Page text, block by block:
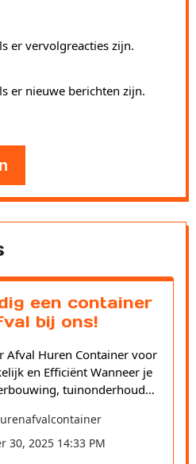
er vervolgreacties zijn.
er nieuwe berichten zijn.
een container
bij ons!
Afval Huren Container voor
en Efficiënt Wanneer je
tuinonderhoud…
30, 2025 14:33 PM